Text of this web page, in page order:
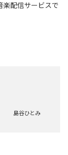
楽配信サービスで
島谷ひとみ